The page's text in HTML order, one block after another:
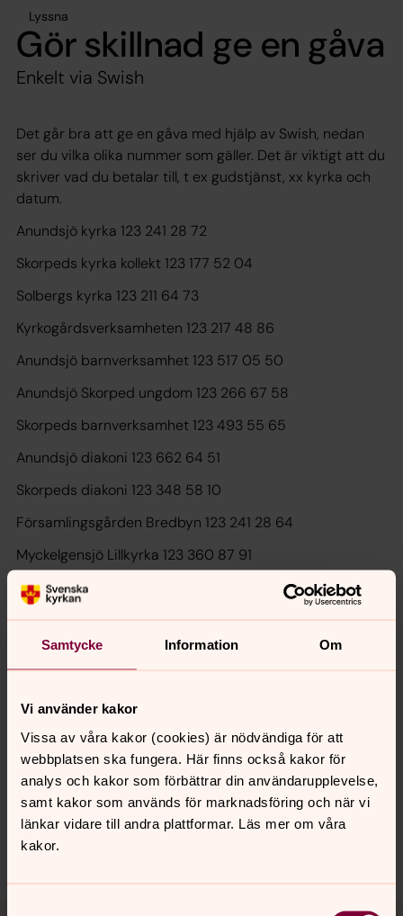
Samtycke Information Om
Vi använder kakor
Vissa av våra kakor (cookies) är nödvändiga för att
webbplatsen ska fungera. Här finns också kakor för
analys och kakor som förbättrar din användarupplevelse,
samt kakor som används för marknadsföring och när vi
länkar vidare till andra plattformar. Läs mer om våra
kakor.
Lyssna
Gör skillnad ge en gåva
Enkelt via Swish
Det går bra att ge en gåva med hjälp av Swish, nedan
ser du vilka olika nummer som gäller. Det är viktigt att du
skriver vad du betalar till, t ex gudstjänst, xx kyrka och
datum.
Anundsjö kyrka 123 241 28 72
Skorpeds kyrka kollekt 123 177 52 04
Solbergs kyrka 123 211 64 73
Kyrkogårdsverksamheten 123 217 48 86
Anundsjö barnverksamhet 123 517 05 50
Anundsjö Skorped ungdom 123 266 67 58
Skorpeds barnverksamhet 123 493 55 65
Anundsjö diakoni 123 662 64 51
Skorpeds diakoni 123 348 58 10
Församlingsgården Bredbyn 123 241 28 64
Myckelgensjö Lillkyrka 123 360 87 91
Om det inte framgår vad inbetalningen gäller skickas
pengarna till Act Svenska kyrkan, enligt vår rutin för hur
Senast ändrad 20 september 2024
Synpunkter eller frågor på sidans
innehåll?
ornskoldsviks.sodra.pastorat@svenskakyrkan.se
Dela